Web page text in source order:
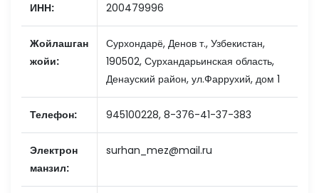
ИНН: 200479996
Жойлашган
жойи:
Сурхондарё, Денов т., Узбекистан,
190502, Сурхандарьинская область,
Денауский район, ул.Фаррухий, дом 1
Телефон: 945100228, 8-376-41-37-383
Электрон
манзил:
surhan_mez@mail.ru